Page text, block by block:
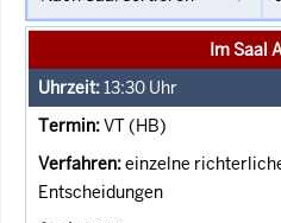
Im Saal
13:30 Uhr
VT (HB)
einzelne
Entscheidungen